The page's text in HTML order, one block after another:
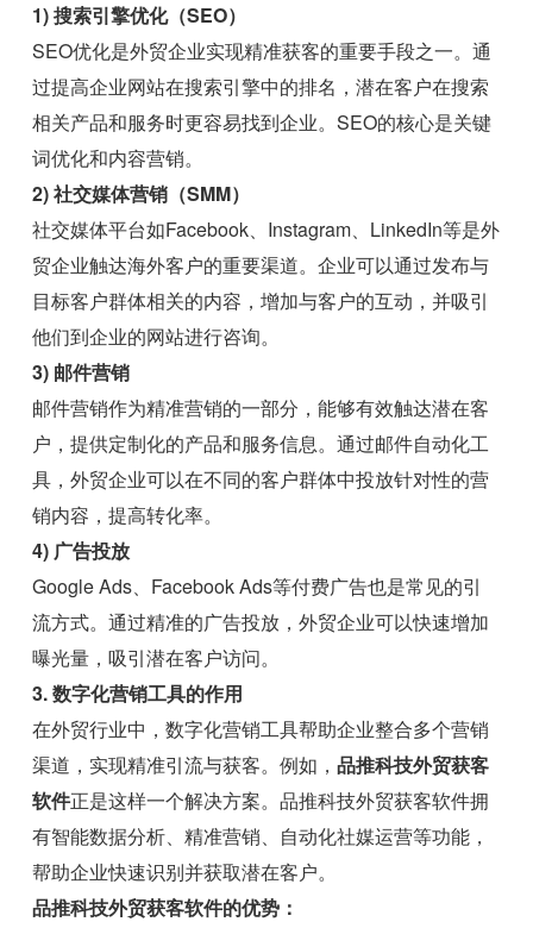
1) 搜索引擎优化（SEO）
SEO优化是外贸企业实现精准获客的重要手段之一。通
过提高企业网站在搜索引擎中的排名，潜在客户在搜索
相关产品和服务时更容易找到企业。SEO的核心是关键
词优化和内容营销。
2) 社交媒体营销（SMM）
社交媒体平台如Facebook、Instagram、LinkedIn等是外
贸企业触达海外客户的重要渠道。企业可以通过发布与
目标客户群体相关的内容，增加与客户的互动，并吸引
他们到企业的网站进行咨询。
3) 邮件营销
邮件营销作为精准营销的一部分，能够有效触达潜在客
户，提供定制化的产品和服务信息。通过邮件自动化工
具，外贸企业可以在不同的客户群体中投放针对性的营
销内容，提高转化率。
4) 广告投放
Google Ads、Facebook Ads等付费广告也是常见的引
流方式。通过精准的广告投放，外贸企业可以快速增加
曝光量，吸引潜在客户访问。
3. 数字化营销工具的作用
在外贸行业中，数字化营销工具帮助企业整合多个营销
渠道，实现精准引流与获客。例如，品推科技外贸获客
软件正是这样一个解决方案。品推科技外贸获客软件拥
有智能数据分析、精准营销、自动化社媒运营等功能，
帮助企业快速识别并获取潜在客户。
品推科技外贸获客软件的优势：